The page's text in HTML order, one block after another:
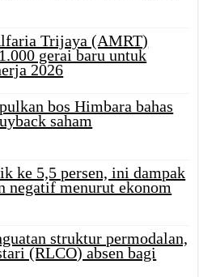
Trijaya (AMRT)
gerai baru untuk
2026
bos Himbara bahas
saham
ke 5,5 persen, ini dampak
negatif menurut ekonom
struktur permodalan,
(RLCO) absen bagi